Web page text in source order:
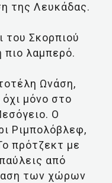
της Λευκάδας.
του Σκορπιού
πιο λαμπερό.
Ωνάση,
μόνο στο
Ο
Ριμπολόβλεφ,
πρότζεκτ με
από
των χώρων